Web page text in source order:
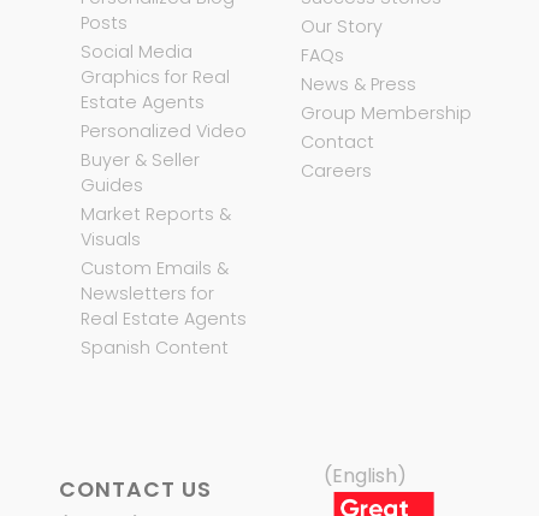
Posts
Social Media
Graphics for Real
Estate Agents
Personalized Video
Buyer & Seller
Guides
Market Reports &
Visuals
Custom Emails &
Newsletters for
Real Estate Agents
Spanish Content
Our Story
FAQs
News & Press
Group Membership
Contact
Careers
CONTACT US (English)